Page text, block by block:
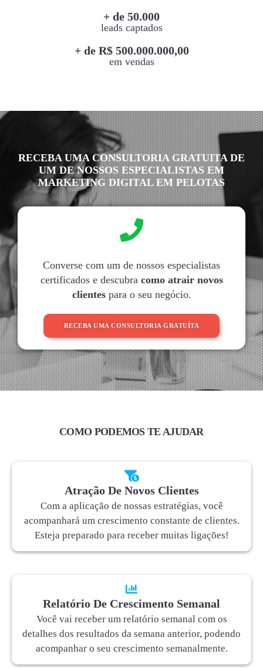
+ de 50.000
leads captados
+ de R$ 500.000.000,00
em vendas
RECEBA UMA CONSULTORIA GRATUITA DE
UM DE NOSSOS ESPECIALISTAS EM
MARKETING DIGITAL EM PELOTAS
Converse com um de nossos especialistas
certificados e descubra como atrair novos
clientespara o seu negócio.
RECEBA UMA CONSULTORIA GRATUÍTA
COMO PODEMOS TE AJUDAR
Atração De Novos Clientes
Com a aplicação de nossas estratégias, você
acompanhará um crescimento constante de clientes.
Esteja preparado para receber muitas ligações!
Relatório De Crescimento Semanal
Você vai receber um relatório semanal com os
detalhes dos resultados da semana anterior, podendo
acompanhar o seu crescimento semanalmente.